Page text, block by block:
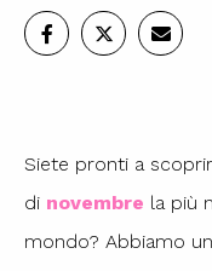
Siete pronti a
di novembre la più
mondo? Abbiamo